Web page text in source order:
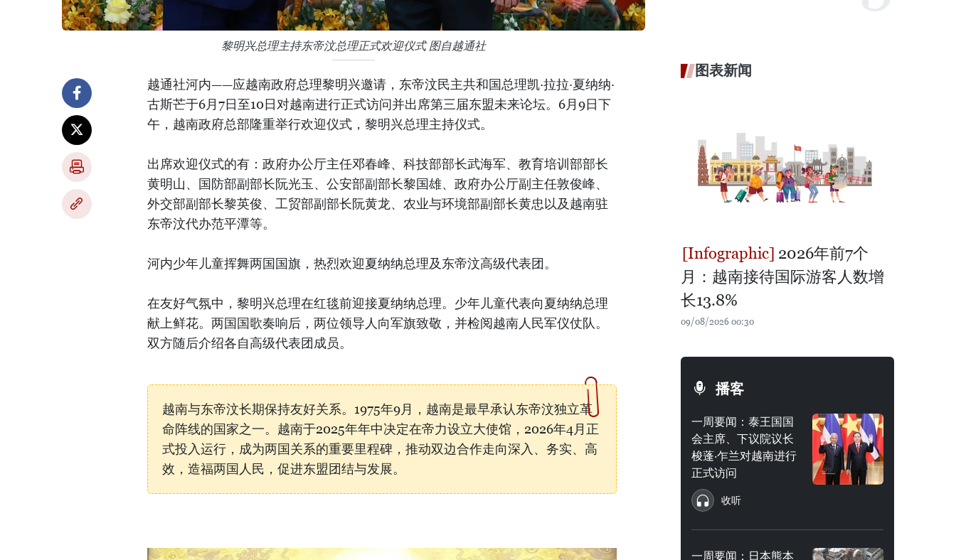
黎明兴总理主持东帝汶总理正式欢迎仪式 图自越通社
越通社河内——应越南政府总理黎明兴邀请，东帝汶民主共和国总理凯·拉拉·夏纳纳·
古斯芒于6月7日至10日对越南进行正式访问并出席第三届东盟未来论坛。6月9日下
午，越南政府总部隆重举行欢迎仪式，黎明兴总理主持仪式。
出席欢迎仪式的有：政府办公厅主任邓春峰、科技部部长武海军、教育培训部部长
黄明山、国防部副部长阮光玉、公安部副部长黎国雄、政府办公厅副主任敦俊峰、
外交部副部长黎英俊、工贸部副部长阮黄龙、农业与环境部副部长黄忠以及越南驻
东帝汶代办范平潭等。
河内少年儿童挥舞两国国旗，热烈欢迎夏纳纳总理及东帝汶高级代表团。
在友好气氛中，黎明兴总理在红毯前迎接夏纳纳总理。少年儿童代表向夏纳纳总理
献上鲜花。两国国歌奏响后，两位领导人向军旗致敬，并检阅越南人民军仪仗队。
双方随后介绍各自高级代表团成员。
越南与东帝汶长期保持友好关系。1975年9月，越南是最早承认东帝汶独立革
命阵线的国家之一。越南于2025年年中决定在帝力设立大使馆，2026年4月正
式投入运行，成为两国关系的重要里程碑，推动双边合作走向深入、务实、高
效，造福两国人民，促进东盟团结与发展。
图表新闻
2026年前7个
月：越南接待国际游客人数增
长13.8%
09/08/2026 00:30
播客
一周要闻：泰王国国
会主席、下议院议长
梭蓬·乍兰对越南进行
正式访问
收听
一周要闻：日本熊本